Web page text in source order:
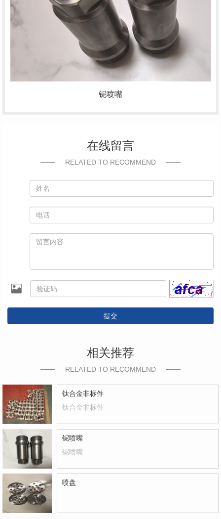
铌喷嘴
在线留言
RELATED TO RECOMMEND
提交
相关推荐
RELATED TO RECOMMEND
钛合金非标件
钛合金非标件
铌喷嘴
铌喷嘴
喷盘